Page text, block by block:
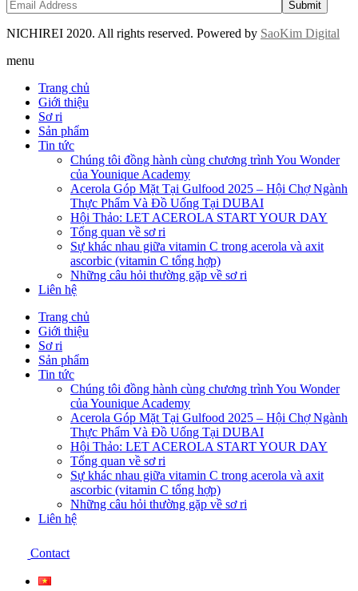
NICHIREI 2020. All rights reserved. Powered by SaoKim Digital
menu
Trang chủ
Giới thiệu
Sơ ri
Sản phẩm
Tin tức
Chúng tôi đồng hành cùng chương trình You Wonder
của Younique Academy
Acerola Góp Mặt Tại Gulfood 2025 – Hội Chợ Ngành
Thực Phẩm Và Đồ Uống Tại DUBAI
Hội Thảo: LET ACEROLA START YOUR DAY
Tổng quan về sơ ri
Sự khác nhau giữa vitamin C trong acerola và axit
ascorbic (vitamin C tổng hợp)
Những câu hỏi thường gặp về sơ ri
Liên hệ
Trang chủ
Giới thiệu
Sơ ri
Sản phẩm
Tin tức
Chúng tôi đồng hành cùng chương trình You Wonder
của Younique Academy
Acerola Góp Mặt Tại Gulfood 2025 – Hội Chợ Ngành
Thực Phẩm Và Đồ Uống Tại DUBAI
Hội Thảo: LET ACEROLA START YOUR DAY
Tổng quan về sơ ri
Sự khác nhau giữa vitamin C trong acerola và axit
ascorbic (vitamin C tổng hợp)
Những câu hỏi thường gặp về sơ ri
Liên hệ
Contact